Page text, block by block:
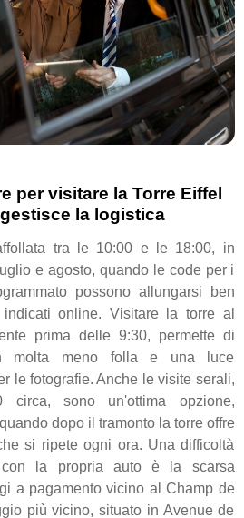
per visitare la Torre Eiffel
la logistica
tra le 10:00 e le 18:00, in
e agosto, quando le code per i
possono allungarsi ben
online. Visitare la torre al
prima delle 9:30, permette di
molta meno folla e una luce
le fotografie. Anche le visite serali,
sono un'ottima opzione,
dopo il tramonto la torre offre
si ripete ogni ora. Una difficoltà
la propria auto è la scarsa
a pagamento vicino al Champ de
più vicino, situato in Avenue de